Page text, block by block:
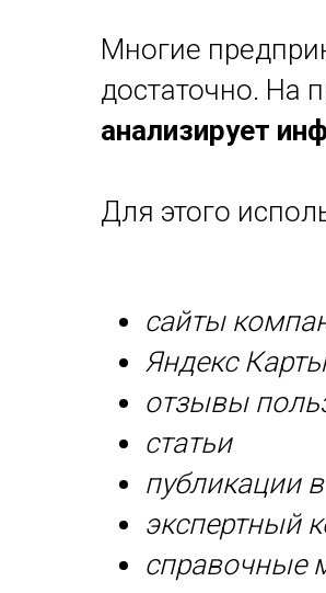
Многие
достаточно. На
анализирует
Для этого
сайты
Яндекс Карты
отзывы
статьи
публикации
экспертный
справочные